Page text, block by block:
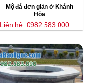
Mộ đá đơn giản ở Khánh
Hòa
Liên hệ: 0982.583.000